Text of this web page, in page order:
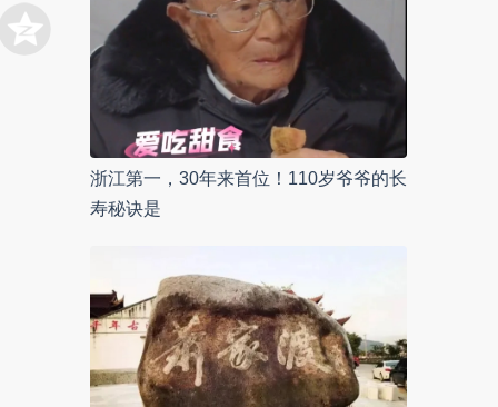
浙江第一，30年来首位！110岁爷爷的长
寿秘诀是